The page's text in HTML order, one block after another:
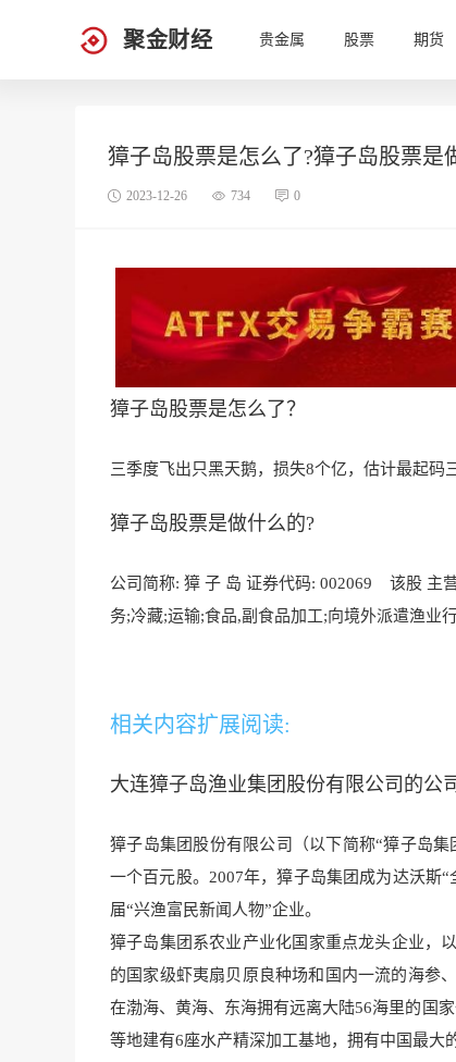
聚金财经 贵金属 股票 期货
獐子岛股票是怎么了?獐子岛股票是
2023-12-26 734 0
獐子岛股票是怎么了？
三季度飞出只黑天鹅，损失8个亿，估计最起码
獐子岛股票是做什么的?
公司简称: 獐 子 岛 证券代码: 002069 该股 主
务;冷藏;运输;食品,副食品加工;向境外派遣渔业
相关内容扩展阅读:
大连獐子岛渔业集团股份有限公司的公
獐子岛集团股份有限公司（以下简称“獐子岛
一个百元股。2007年，獐子岛集团成为达沃斯
届“兴渔富民新闻人物”企业。
獐子岛集团系农业产业化国家重点龙头企业，
的国家级虾夷扇贝原良种场和国内一流的海参
在渤海、黄海、东海拥有远离大陆56海里的国
等地建有6座水产精深加工基地，拥有中国最大